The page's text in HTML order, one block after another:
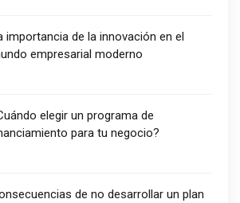
importancia de la innovación en el
empresarial moderno
elegir un programa de
para tu negocio?
de no desarrollar un plan